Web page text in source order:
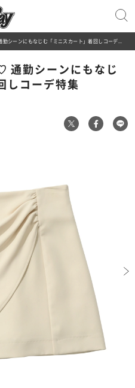
シーンにもなじむ「ミニスカート」着回しコーデ特集
通勤シーンにもなじ
しコーデ特集